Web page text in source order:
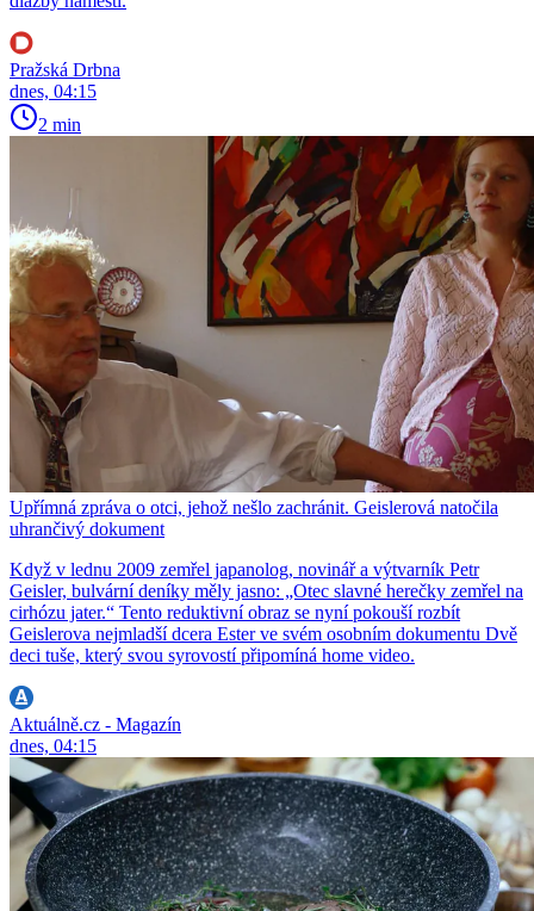
Pražská Drbna
dnes, 04:15
2 min
Upřímná zpráva o otci, jehož nešlo zachránit. Geislerová natočila
uhrančivý dokument
Když v lednu 2009 zemřel japanolog, novinář a výtvarník Petr
Geisler, bulvární deníky měly jasno: „Otec slavné herečky zemřel na
cirhózu jater.“ Tento reduktivní obraz se nyní pokouší rozbít
Geislerova nejmladší dcera Ester ve svém osobním dokumentu Dvě
deci tuše, který svou syrovostí připomíná home video.
Aktuálně.cz - Magazín
dnes, 04:15